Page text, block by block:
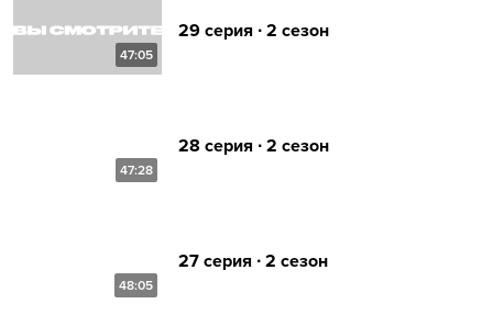
47:05
29 серия ∙ 2 сезон
47:28
28 серия ∙ 2 сезон
48:05
27 серия ∙ 2 сезон